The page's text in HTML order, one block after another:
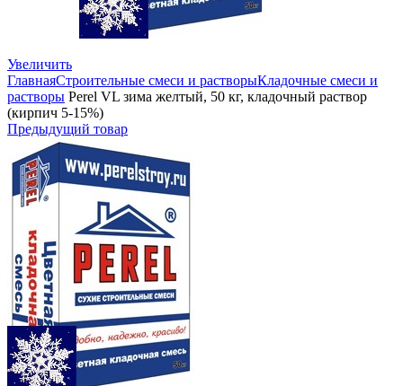
Увеличить
ГлавнаяСтроительные смеси и растворыКладочные смеси и
растворы Perel VL зима желтый, 50 кг, кладочный раствор
(кирпич 5-15%)
Предыдущий товар